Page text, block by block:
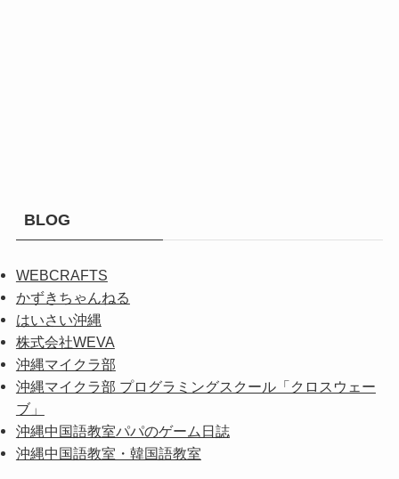
BLOG
WEBCRAFTS
かずきちゃんねる
はいさい沖縄
株式会社WEVA
沖縄マイクラ部
沖縄マイクラ部 プログラミングスクール「クロスウェー
ブ」
沖縄中国語教室パパのゲーム日誌
沖縄中国語教室・韓国語教室